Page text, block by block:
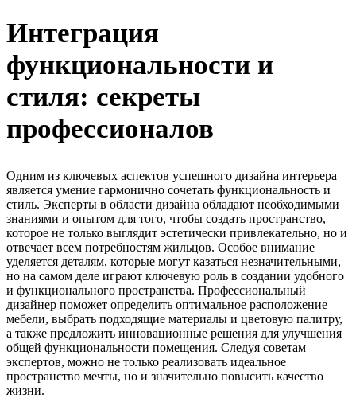
Интеграция
функциональности и
стиля: секреты
профессионалов
Одним из ключевых аспектов успешного дизайна интерьера
является умение гармонично сочетать функциональность и
стиль. Эксперты в области дизайна обладают необходимыми
знаниями и опытом для того, чтобы создать пространство,
которое не только выглядит эстетически привлекательно, но и
отвечает всем потребностям жильцов. Особое внимание
уделяется деталям, которые могут казаться незначительными,
но на самом деле играют ключевую роль в создании удобного
и функционального пространства. Профессиональный
дизайнер поможет определить оптимальное расположение
мебели, выбрать подходящие материалы и цветовую палитру,
а также предложить инновационные решения для улучшения
общей функциональности помещения. Следуя советам
экспертов, можно не только реализовать идеальное
пространство мечты, но и значительно повысить качество
жизни.